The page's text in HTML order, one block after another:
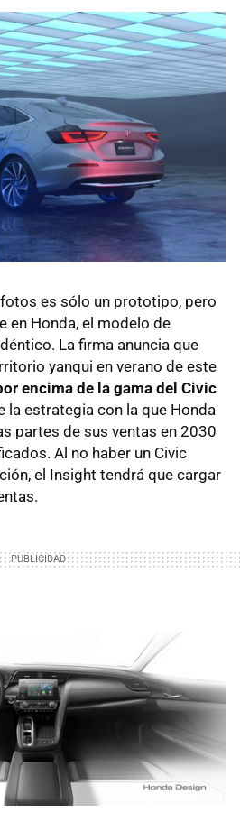
es sólo un prototipo, pero
en Honda, el modelo de
La firma anuncia que
yanqui en verano de este
encima de la gama del Civic
la estrategia con la que Honda
partes de sus ventas en 2030
Al no haber un Civic
el Insight tendrá que cargar